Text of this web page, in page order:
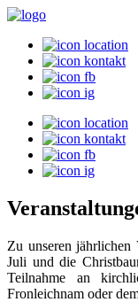
Zu unseren jährlichen
Juli und die
Teilnahme an
Fronleichnam oder